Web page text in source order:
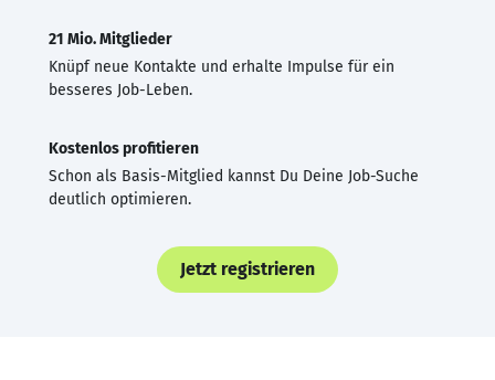
21 Mio. Mitglieder
Knüpf neue Kontakte und erhalte Impulse für ein
besseres Job-Leben.
Kostenlos profitieren
Schon als Basis-Mitglied kannst Du Deine Job-Suche
deutlich optimieren.
Jetzt registrieren